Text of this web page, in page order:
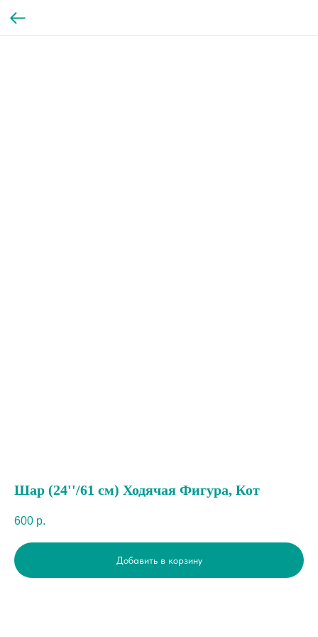
Шар (24''/61 см) Ходячая Фигура, Кот
600 р.
Добавить в корзину